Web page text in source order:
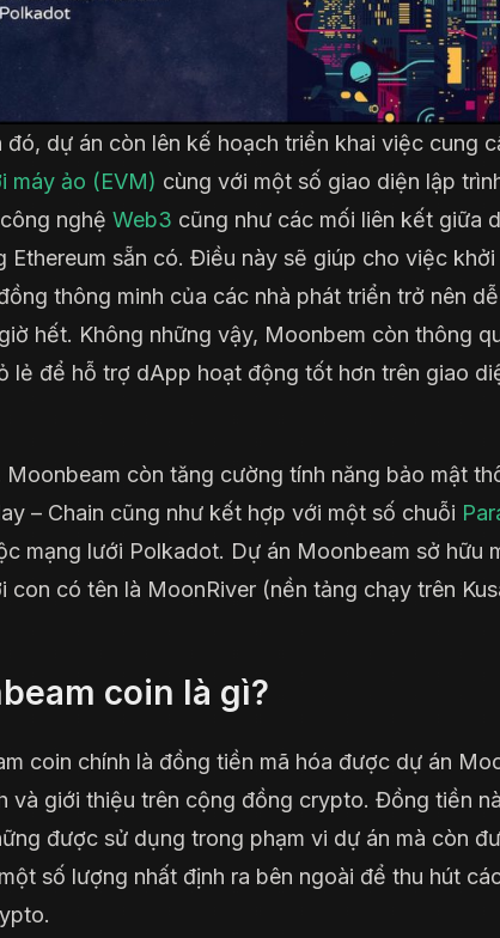
đó, dự án còn lên kế hoạch triển khai việc cung
máy ảo (EVM) cùng với một số giao diện lập
nghệ Web3 cũng như các mối liên kết giữa
Ethereum sẵn có. Điều này sẽ giúp cho việc
thông minh của các nhà phát triển trở nên
hết. Không những vậy, Moonbem còn thông
lẻ để hỗ trợ dApp hoạt động tốt hơn trên giao
Moonbeam còn tăng cường tính năng bảo mật
– Chain cũng như kết hợp với một số chuỗi
mạng lưới Polkadot. Dự án Moonbeam sở hữu
con có tên là MoonRiver (nền tảng chạy trên
coin là gì?
coin chính là đồng tiền mã hóa được dự án
và giới thiệu trên cộng đồng crypto. Đồng tiền
được sử dụng trong phạm vi dự án mà còn
số lượng nhất định ra bên ngoài để thu hút